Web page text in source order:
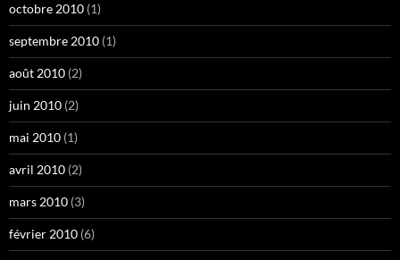
octobre 2010 (1)
septembre 2010 (1)
août 2010 (2)
juin 2010 (2)
mai 2010 (1)
avril 2010 (2)
mars 2010 (3)
février 2010 (6)